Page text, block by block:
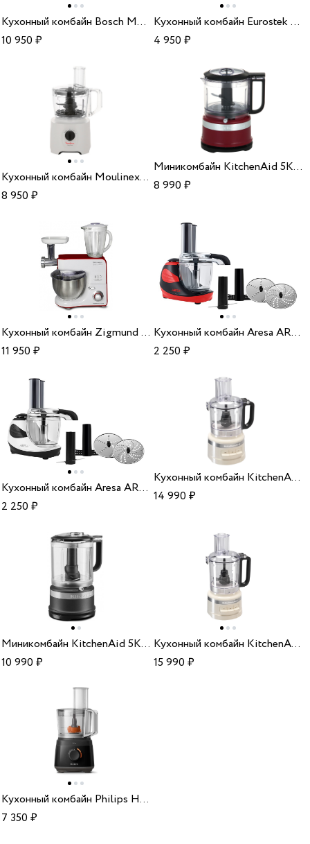
Кухонный комбайн Bosch MCM 3501
10 950₽
Кухонный комбайн Eurostek EFP-2059
4 950₽
Кухонный комбайн Moulinex FP244110
8 950₽
Миникомбайн KitchenAid 5KFC3516EER empire red
8 990₽
Кухонный комбайн Zigmund & Shtain ZKM-995
11 950₽
Кухонный комбайн Aresa AR-1704
2 250₽
Кухонный комбайн Aresa AR-1706
2 250₽
Кухонный комбайн KitchenAid 5KFP0719EAC almond cream
14 990₽
Миникомбайн KitchenAid 5KFC0516EBM matte black
10 990₽
Кухонный комбайн KitchenAid 5KFP0919EAC almond cream
15 990₽
Кухонный комбайн Philips HR 7320/10
7 350₽